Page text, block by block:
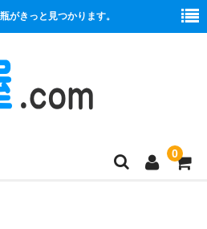
がきっと見つかります。
0